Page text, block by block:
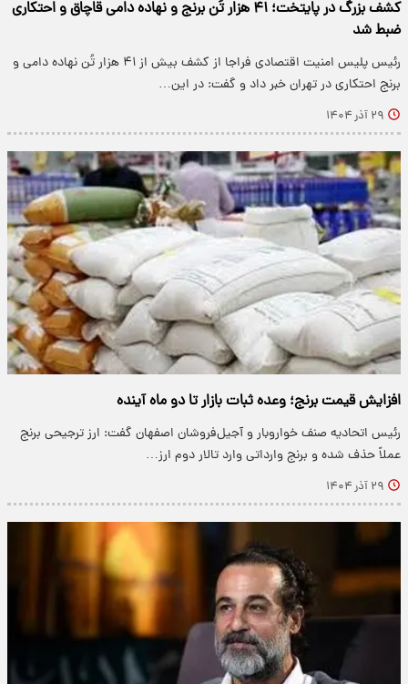
کشف بزرگ در پایتخت؛ ۴۱ هزار تُن برنج و نهاده دامی قاچاق و احتکاری
ضبط شد
رئیس پلیس امنیت اقتصادی فراجا از کشف بیش از ۴۱ هزار تُن نهاده دامی و
برنج احتکاری در تهران خبر داد و گفت: در این…
۲۹ آذر ۱۴۰۴
افزایش قیمت برنج؛ وعده ثبات بازار تا دو ماه آینده
رئیس اتحادیه صنف خواروبار و آجیل‌فروشان اصفهان گفت: ارز ترجیحی برنج
عملاً حذف شده و برنج وارداتی وارد تالار دوم ارز…
۲۹ آذر ۱۴۰۴